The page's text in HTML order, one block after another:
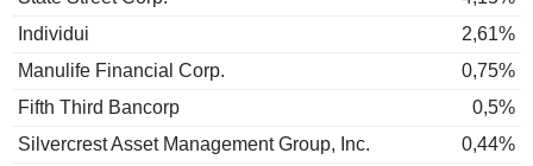
Individui
2,61%
Manulife Financial Corp.
0,75%
Fifth Third Bancorp
0,5%
Silvercrest Asset Management Group, Inc.
0,44%